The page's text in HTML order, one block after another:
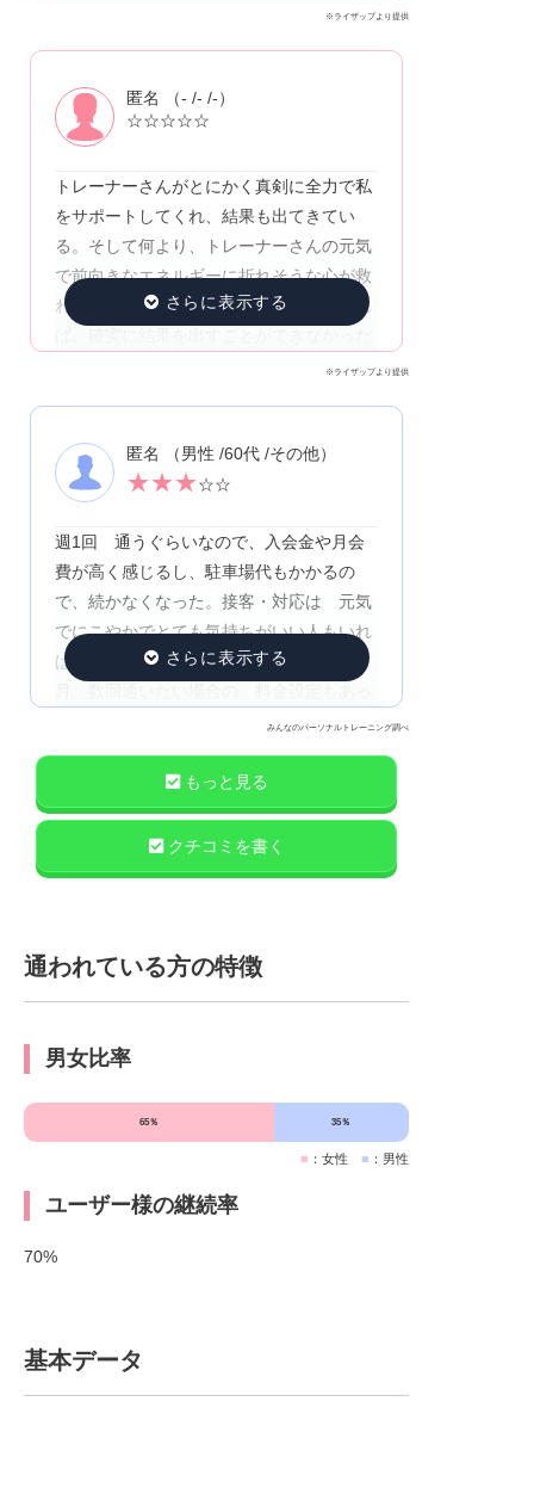
※ライザップより提供
匿名 （- /- /-）
☆☆☆☆☆
トレーナーさんがとにかく真剣に全力で私
をサポートしてくれ、結果も出てきてい
る。そして何より、トレーナーさんの元気
で前向きなエネルギーに折れそうな心が救
われて、頑張り続けられている！いなけれ
※ライザップより提供
匿名 （男性 /60代 /その他）
★★★☆☆
週1回 通うぐらいなので、入会金や月会
費が高く感じるし、駐車場代もかかるの
で、続かなくなった。接客・対応は 元気
でにこやかでとても気持ちがいい人もいれ
ば、地味で暗い感じのスタッフもいた。
た方がいいと思う。駐車場代が無料なら
なおいい。
みんなのパーソナルトレーニング調べ
もっと見る
クチコミを書く
通われている方の特徴
男女比率
65％ 35％
■ ：女性 ■ ：男性
ユーザー様の継続率
70%
基本データ